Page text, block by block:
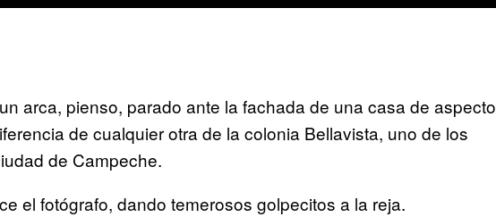
arca, pienso, parado ante la fachada de una casa de aspecto
de cualquier otra de la colonia Bellavista, uno de los
de Campeche.
el fotógrafo, dando temerosos golpecitos a la reja.